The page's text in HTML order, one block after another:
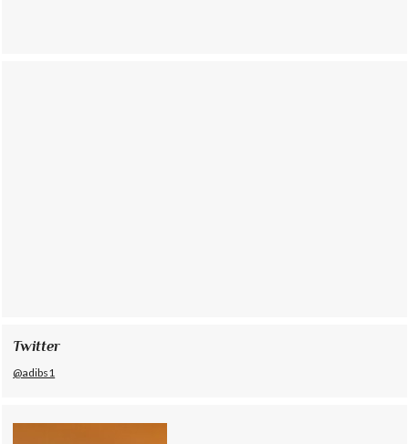
Twitter
@adibs1